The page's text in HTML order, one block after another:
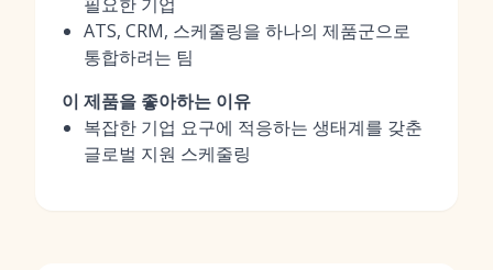
ATS, CRM, 스케줄링을 하나의 제품군으로
통합하려는 팀
이 제품을 좋아하는 이유
복잡한 기업 요구에 적응하는 생태계를 갖춘
글로벌 지원 스케줄링